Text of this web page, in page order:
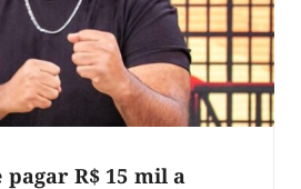
R$ 15 mil a